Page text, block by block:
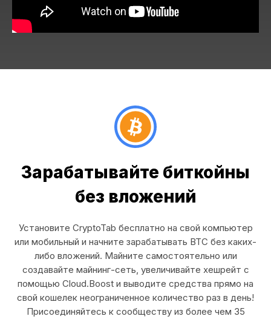
Зарабатывайте биткойны
без вложений
Установите CryptoTab бесплатно на свой компьютер
или мобильный и начните зарабатывать BTC без каких-
либо вложений. Майните самостоятельно или
создавайте майнинг-сеть, увеличивайте хешрейт с
помощью Cloud.Boost и выводите средства прямо на
свой кошелек неограниченное количество раз в день!
Присоединяйтесь к сообществу из более чем 35